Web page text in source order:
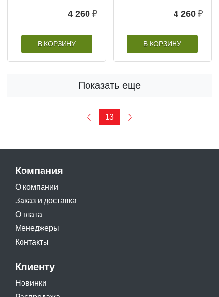
4 260 ₽
В КОРЗИНУ
4 260 ₽
В КОРЗИНУ
Показать еще
13
Компания
О компании
Заказ и доставка
Оплата
Менеджеры
Контакты
Клиенту
Новинки